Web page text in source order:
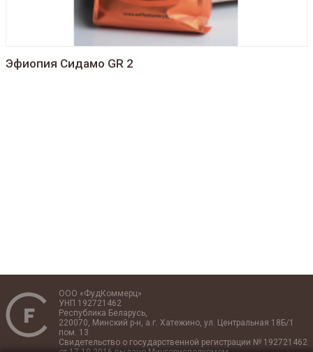
Эфиопия Сидамо GR 2
ООО «ФудКоммерц»
УНП 192721462
Республика Беларусь,
220070, Минский р-н, а.г. Хатежино, ул. Центральная 18Б/1
пом. 13
Свидетельство о государственной регистрации № 192721462